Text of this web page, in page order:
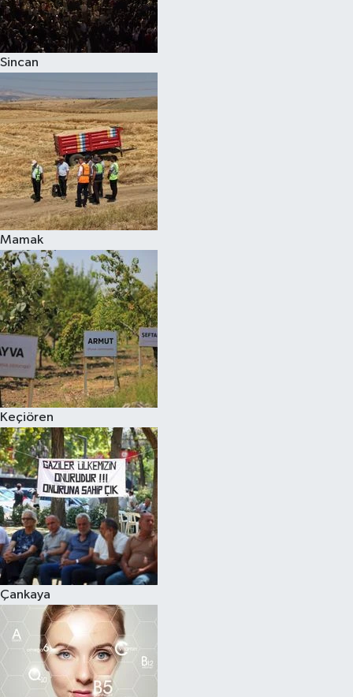
Sincan
Mamak
Keçiören
Çankaya